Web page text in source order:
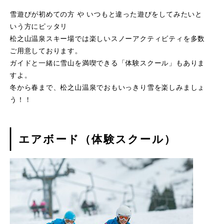
雪遊びが初めての方 や いつもと違った遊びをしてみたいと
いう方にピッタリ
松之山温泉スキー場では楽しいスノーアクティビティを多数
ご用意しております。
ガイドと一緒に雪山を満喫できる「体験スクール」もありま
すよ。
冬から春まで、松之山温泉でおもいっきり雪を楽しみましょ
う！！
エアボード（体験スクール）